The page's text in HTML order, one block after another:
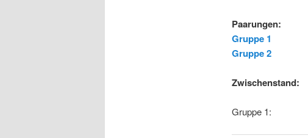
Paarungen:
Gruppe 1
Gruppe 2
Zwischenstand:
Gruppe 1: